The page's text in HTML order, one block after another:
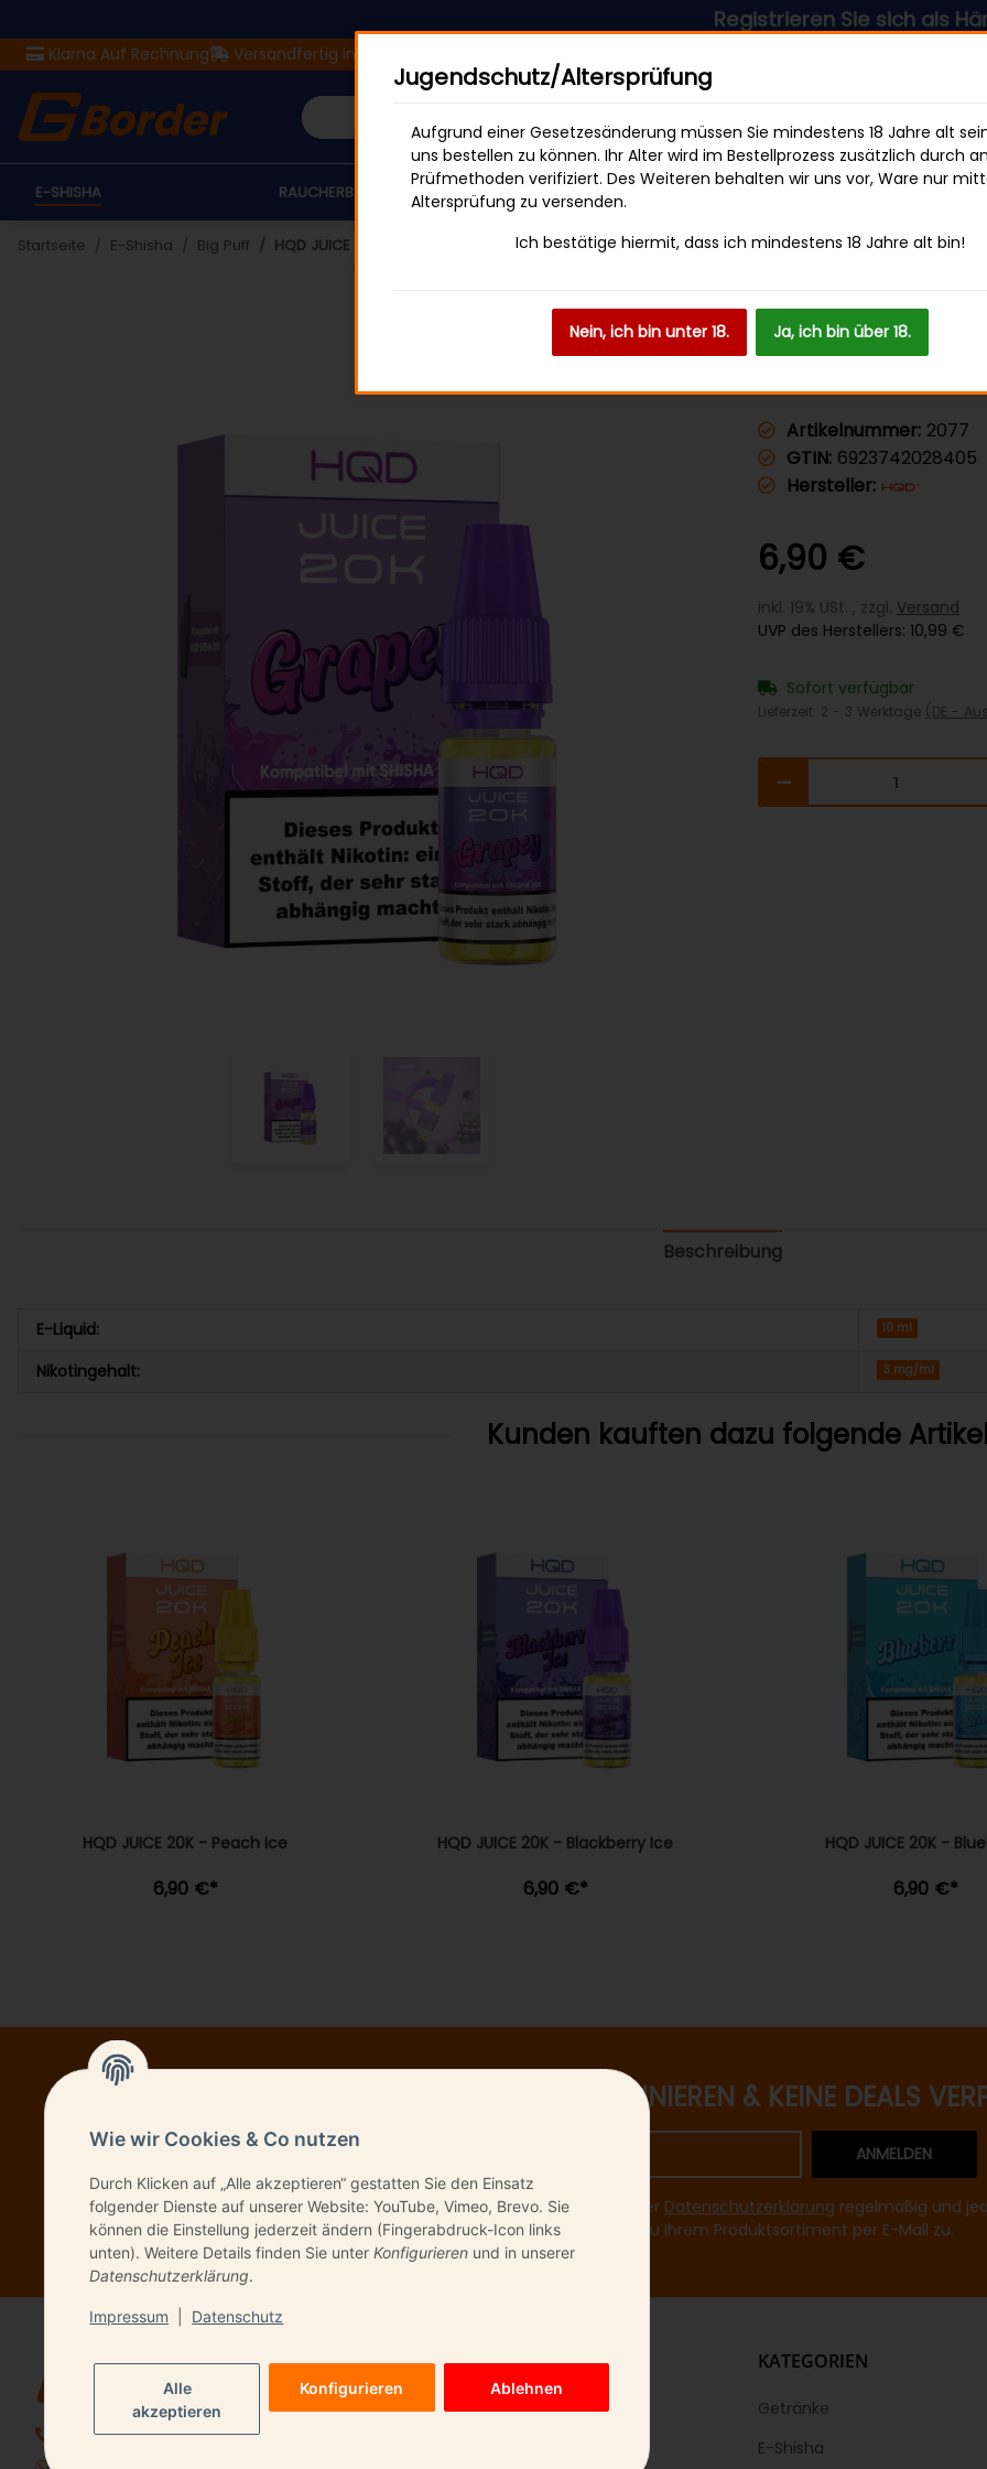
Registrieren Sie sich als Händler
Klarna Auf Rechnung Versandfertig in 24 Stunden
E-SHISHA RAUCHERBEDARF SWEETS & SNACKS
Startseite E-Shisha Big Puff HQD JUICE 20K - Grapey
HQD
Artikelnummer: 2077
GTIN: 6923742028405
Hersteller:
6,90 €
inkl. 19% USt. , zzgl. Versand
UVP des Herstellers: 10,99 €
Sofort verfügbar
Lieferzeit: 2 - 3 Werktage (DE -
Beschreibung
E-Liquid: 10 ml
Nikotingehalt: 3 mg/ml
Kunden kauften dazu folgende
HQD JUICE 20K - Peach Ice
6,90 €*
HQD JUICE 20K - Blackberry Ice
6,90 €*
HQD JUICE 20K -
6,90 €*
NEWSLETTER ABONNIEREN & KEINE DEALS
Bitte senden Sie mir entsprechend Ihrer Datenschutzerklärung regelmäßig und
Informationen zu Ihrem Produktsortiment per E-Mail zu.
ANMELDEN
06196 9491720
QUICK LINKS
Kontakt
KATEGORIEN
Getränke
E-Shisha
Wie wir Cookies & Co nutzen
Durch Klicken auf „Alle akzeptieren“ gestatten Sie den Einsatz
folgender Dienste auf unserer Website: YouTube, Vimeo, Brevo. Sie
können die Einstellung jederzeit ändern (Fingerabdruck-Icon links
unten). Weitere Details finden Sie unterKonfigurieren und in unserer
Datenschutzerklärung.
Impressum Datenschutz
Alle
akzeptieren
Konfigurieren Ablehnen
Jugendschutz/Altersprüfung
Aufgrund einer Gesetzesänderung müssen Sie mindestens 18 Jahre alt
uns bestellen zu können. Ihr Alter wird im Bestellprozess zusätzlich durch
Prüfmethoden verifiziert. Des Weiteren behalten wir uns vor, Ware nur
Altersprüfung zu versenden.
Ich bestätige hiermit, dass ich mindestens 18 Jahre alt bin!
Nein, ich bin unter 18. Ja, ich bin über 18.